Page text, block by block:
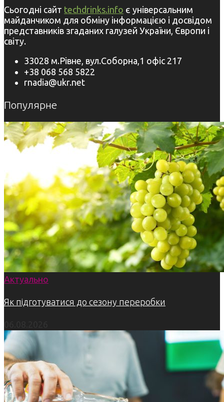
Сьогодні сайт techdrinks.info є універсальним
майданчиком для обміну інформацією і досвідом
представників згаданих галузей України, Європи і
світу.
33028 м.Рівне, вул.Соборна,1 офіс 217
+38 068 568 5822
rnadia@ukr.net
Популярне
Актуально
Як підготуватися до сезону переробки